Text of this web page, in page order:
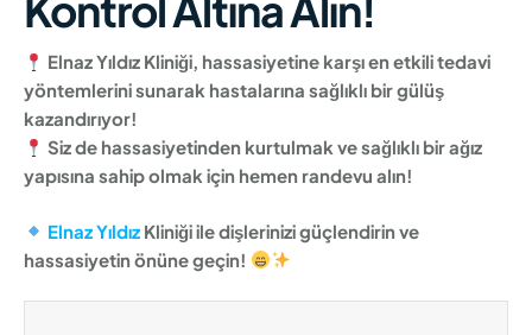
Elnaz Yıldız Kliniği, hassasiyetine karşı en etkili tedavi
yöntemlerini sunarak hastalarına sağlıklı bir gülüş
kazandırıyor!
Siz de hassasiyetinden kurtulmak ve sağlıklı bir ağız
yapısına sahip olmak için hemen randevu alın!
Elnaz Yıldız Kliniği ile dişlerinizi güçlendirin ve
hassasiyetin önüne geçin!